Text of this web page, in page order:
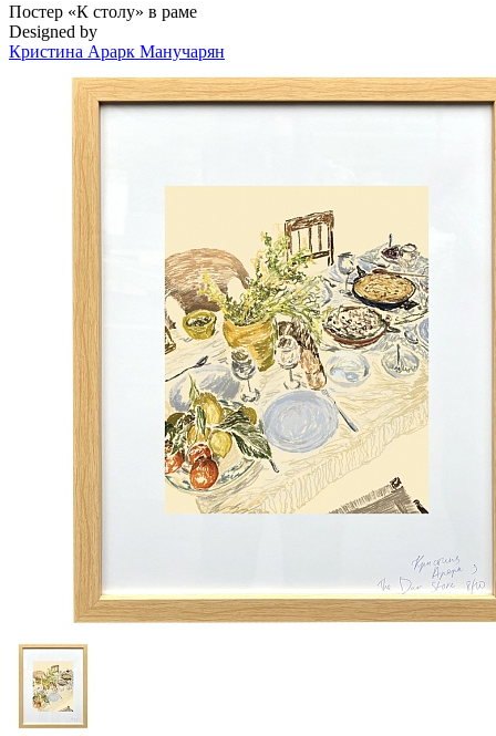
Постер «К столу» в раме
Designed by
Кристина Арарк Манучарян